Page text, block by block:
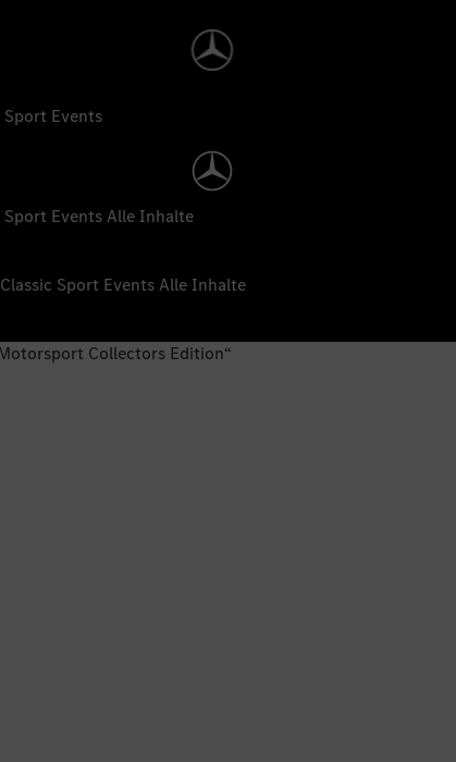
Sport Events
Sport EventsAlle Inhalte
Classic Sport EventsAlle Inhalte